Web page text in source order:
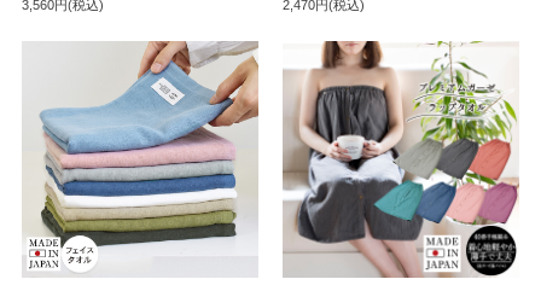
3,560円(税込)
2,470円(税込)